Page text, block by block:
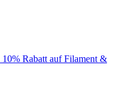
10% Rabatt auf Filament &